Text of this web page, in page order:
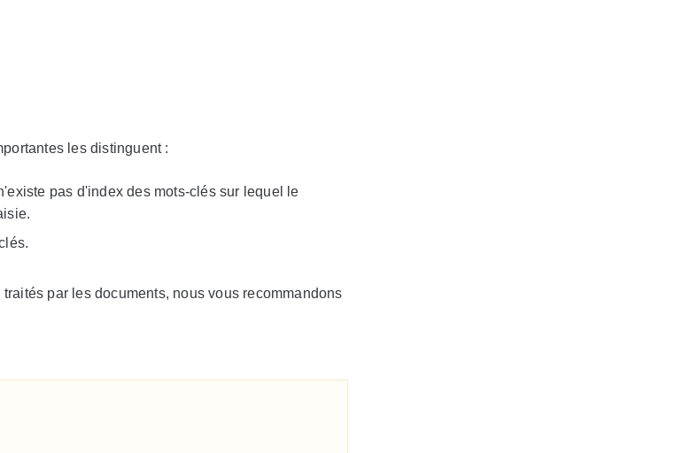
les distinguent :
pas d'index des mots-clés sur lequel le
par les documents, nous vous recommandons